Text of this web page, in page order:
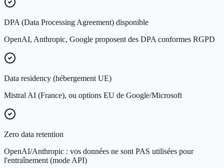
DPA (Data Processing Agreement) disponible
OpenAI, Anthropic, Google proposent des DPA conformes RGPD
Data residency (hébergement UE)
Mistral AI (France), ou options EU de Google/Microsoft
Zero data retention
OpenAI/Anthropic : vos données ne sont PAS utilisées pour
l'entraînement (mode API)